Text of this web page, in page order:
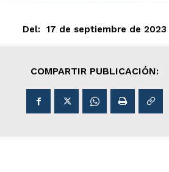
Del: 17 de septiembre de 2023
COMPARTIR PUBLICACIÓN: